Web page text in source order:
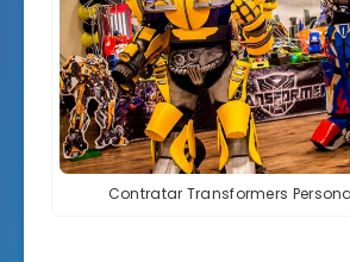
Contratar Transformers